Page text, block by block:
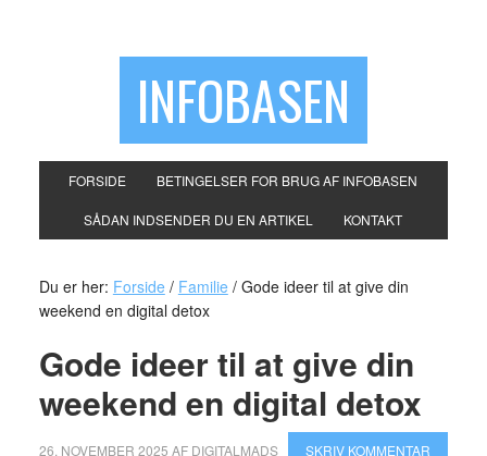
INFOBASEN
FORSIDE BETINGELSER FOR BRUG AF INFOBASEN
SÅDAN INDSENDER DU EN ARTIKEL KONTAKT
Du er her: Forside / Familie /Gode ideer til at give din
weekend en digital detox
Gode ideer til at give din
weekend en digital detox
26. NOVEMBER 2025 AF DIGITALMADS SKRIV KOMMENTAR